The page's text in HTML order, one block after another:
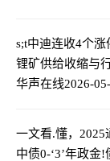
s;t中迪连收4个涨
锂矿供给收缩与
华声在线2026-
一文看.懂，2025
中债0-‘3’年政金